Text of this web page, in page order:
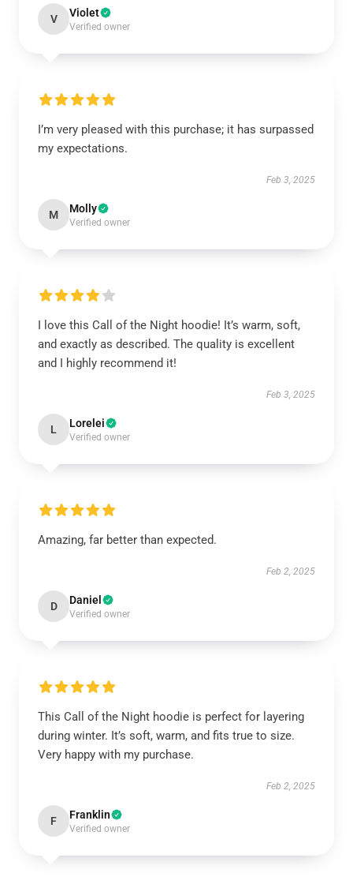
V Violet
Verified owner
I’m very pleased with this purchase; it has surpassed
my expectations.
Feb 3, 2025
M Molly
Verified owner
I love this Call of the Night hoodie! It’s warm, soft,
and exactly as described. The quality is excellent
and I highly recommend it!
Feb 3, 2025
L Lorelei
Verified owner
Amazing, far better than expected.
Feb 2, 2025
D Daniel
Verified owner
This Call of the Night hoodie is perfect for layering
during winter. It’s soft, warm, and fits true to size.
Very happy with my purchase.
Feb 2, 2025
F Franklin
Verified owner